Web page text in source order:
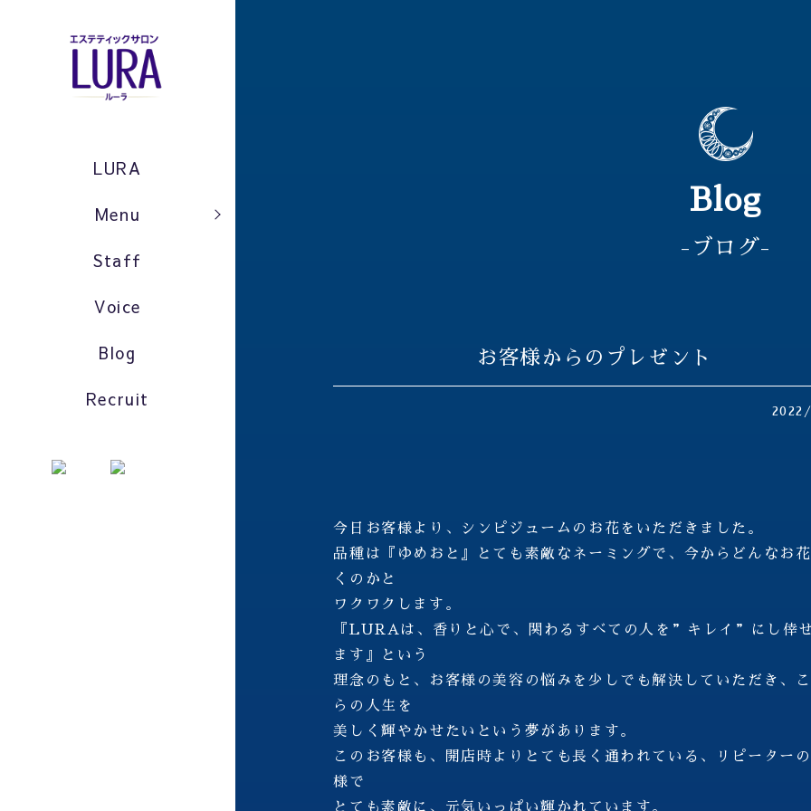
LURA
Menu
Staff
Voice
Blog
Recruit
Blog
-ブログ-
お客様からのプレゼント
今日お客様より、シンピジュームのお花をいただきました。
品種は『ゆめおと』とても素敵なネーミングで、今からどんなお
くのかと
ワクワクします。
『LURAは、香りと心で、関わるすべての人を”キレイ”にし倖
ます』という
理念のもと、お客様の美容の悩みを少しでも解決していただき、
らの人生を
美しく輝やかせたいという夢があります。
このお客様も、開店時よりとても長く通われている、リピーター
様で
とても素敵に、元気いっぱい輝かれています。